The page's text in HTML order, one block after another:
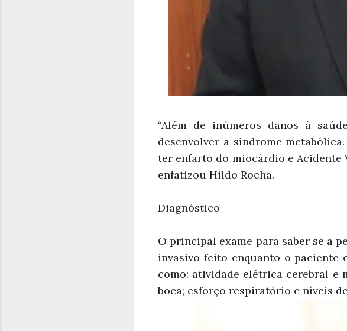
“Além de inúmeros danos à
desenvolver a síndrome
ter enfarto do miocárdio e Acidente
enfatizou Hildo Rocha.
Diagnóstico
O principal exame para saber se a
invasivo feito enquanto o paciente
como: atividade elétrica cerebral e
boca; esforço respiratório e níveis